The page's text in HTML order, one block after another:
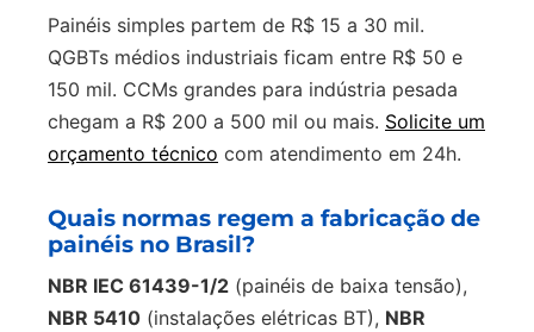
Painéis simples partem de R$ 15 a 30 mil.
QGBTs médios industriais ficam entre R$ 50 e
150 mil. CCMs grandes para indústria pesada
chegam a R$ 200 a 500 mil ou mais. Solicite um
orçamento técnico com atendimento em 24h.
Quais normas regem a fabricação de
painéis no Brasil?
NBR IEC 61439-1/2 (painéis de baixa tensão),
NBR 5410 (instalações elétricas BT), NBR